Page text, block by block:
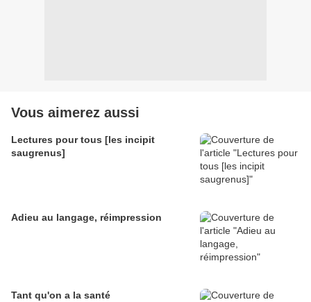
Vous aimerez aussi
Lectures pour tous [les incipit
saugrenus]
Adieu au langage, réimpression
Tant qu'on a la santé